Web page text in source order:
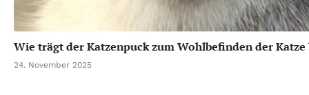
Wie trägt der Katzenpuck zum Wohlbefinden der Katze
24. November 2025